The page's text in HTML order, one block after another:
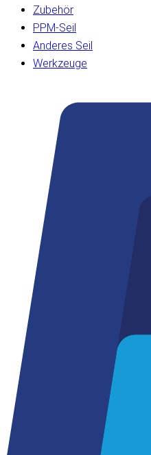
Zubehör
PPM-Seil
Anderes Seil
Werkzeuge